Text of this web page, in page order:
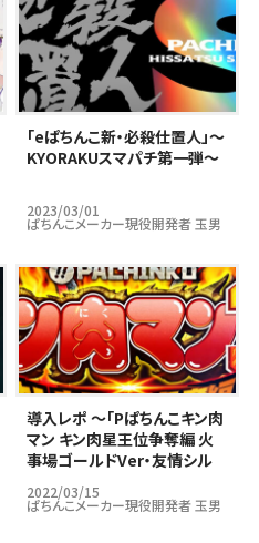
｢eぱちんこ新・必殺仕置人」～
KYORAKUスマパチ第一弾～
2023/03/01
ぱちんこメーカー現役開発者 玉男
導入レポ ～「Pぱちんこキン肉
マン キン肉星王位争奪編 火
事場ゴールドVer・友情シル
バーVer」編～
2022/03/15
ぱちんこメーカー現役開発者 玉男